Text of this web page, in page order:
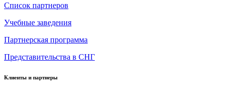
Список партнеров
Учебные заведения
Партнерская программа
Представительства в СНГ
Клиенты и партнеры